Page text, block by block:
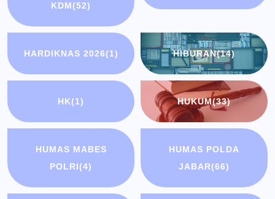
KDM(52)
HARDIKNAS 2026(1) HIBURAN(14)
HK(1) HUKUM(33)
HUMAS MABES
POLRI(4)
HUMAS POLDA
JABAR(66)